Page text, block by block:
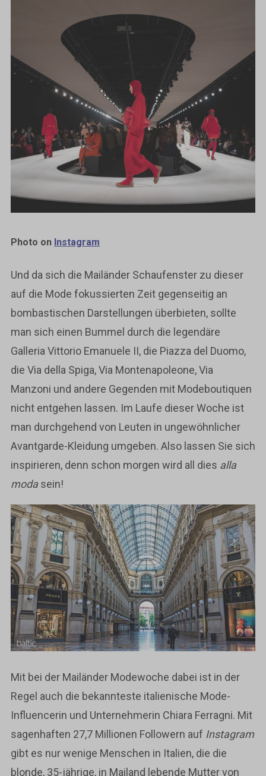
Photo on Instagram
Und da sich die Mailänder Schaufenster zu dieser
auf die Mode fokussierten Zeit gegenseitig an
bombastischen Darstellungen überbieten, sollte
man sich einen Bummel durch die legendäre
Galleria Vittorio Emanuele II, die Piazza del Duomo,
die Via della Spiga, Via Montenapoleone, Via
Manzoni und andere Gegenden mit Modeboutiquen
nicht entgehen lassen. Im Laufe dieser Woche ist
man durchgehend von Leuten in ungewöhnlicher
Avantgarde-Kleidung umgeben. Also lassen Sie sich
inspirieren, denn schon morgen wird all dies alla
moda sein!
Mit bei der Mailänder Modewoche dabei ist in der
Regel auch die bekannteste italienische Mode-
Influencerin und Unternehmerin Chiara Ferragni. Mit
sagenhaften 27,7 Millionen Followern auf Instagram
gibt es nur wenige Menschen in Italien, die die
blonde, 35-jährige, in Mailand lebende Mutter von